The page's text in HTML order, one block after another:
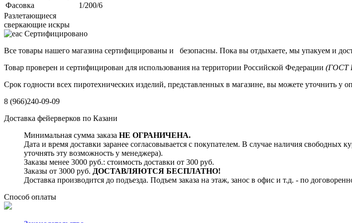
Фасовка
1/200/6
Разлетающиеся
сверкающие искры
Сертифицировано
Все товары нашего магазина сертифицированы и безопасны. Пока вы отдыхаете, мы упакуем и
Товар проверен и сертифицирован для использования на территории Российской Федерации (ГОСТ
Срок годности всех пиротехнических изделий, представленных в магазине, вы можете уточнить у
8 (966)240-09-09
Доставка фейерверков по Казани
Минимальная сумма заказа НЕ ОГРАНИЧЕНА.
Дата и время доставки заранее согласовывается с покупателем. В случае наличия свободных
уточнять эту возможность у менеджера).
Заказы менее 3000 руб.: стоимость доставки от 300 руб.
Заказы от 3000 руб. ДОСТАВЛЯЮТСЯ БЕСПЛАТНО!
Доставка производится до подъезда. Подъем заказа на этаж, занос в офис и т.д. - по
Способ оплаты